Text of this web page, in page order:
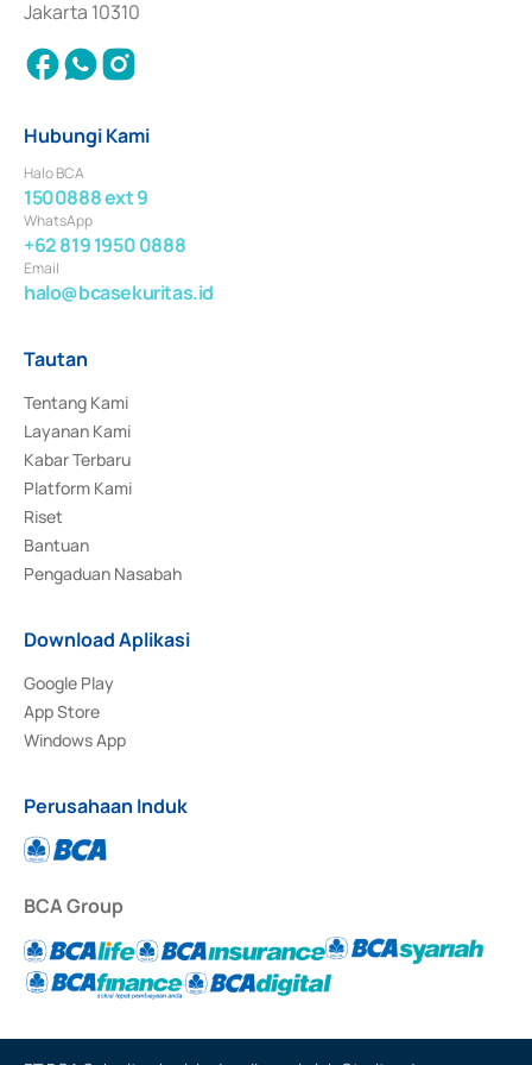
Jakarta 10310
Hubungi Kami
Halo BCA
1500888 ext 9
WhatsApp
+62 819 1950 0888
Email
halo@bcasekuritas.id
Tautan
Tentang Kami
Layanan Kami
Kabar Terbaru
Platform Kami
Riset
Bantuan
Pengaduan Nasabah
Download Aplikasi
Google Play
App Store
Windows App
Perusahaan Induk
BCA Group